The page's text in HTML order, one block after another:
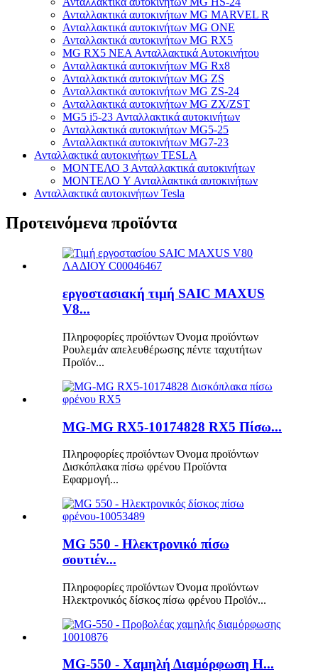
Ανταλλακτικά αυτοκινήτων MG MARVEL R
Ανταλλακτικά αυτοκινήτων MG ONE
Ανταλλακτικά αυτοκινήτων MG RX5
MG RX5 ΝΕΑ Ανταλλακτικά Αυτοκινήτου
Ανταλλακτικά αυτοκινήτων MG Rx8
Ανταλλακτικά αυτοκινήτων MG ZS
Ανταλλακτικά αυτοκινήτων MG ZS-24
Ανταλλακτικά αυτοκινήτων MG ZX/ZST
MG5 i5-23 Ανταλλακτικά αυτοκινήτων
Ανταλλακτικά αυτοκινήτων MG5-25
Ανταλλακτικά αυτοκινήτων MG7-23
Ανταλλακτικά αυτοκινήτων TESLA
ΜΟΝΤΕΛΟ 3 Ανταλλακτικά αυτοκινήτων
ΜΟΝΤΕΛΟ Y Ανταλλακτικά αυτοκινήτων
Ανταλλακτικά αυτοκινήτων Tesla
Προτεινόμενα προϊόντα
εργοστασιακή τιμή SAIC MAXUS
V8...
Πληροφορίες προϊόντων Όνομα προϊόντων
Ρουλεμάν απελευθέρωσης πέντε ταχυτήτων
Προϊόν...
MG-MG RX5-10174828 RX5 Πίσω...
Πληροφορίες προϊόντων Όνομα προϊόντων
Δισκόπλακα πίσω φρένου Προϊόντα
Εφαρμογή...
MG 550 - Ηλεκτρονικό πίσω
σουτιέν...
Πληροφορίες προϊόντων Όνομα προϊόντων
Ηλεκτρονικός δίσκος πίσω φρένου Προϊόν...
MG-550 - Χαμηλή Διαμόρφωση H...